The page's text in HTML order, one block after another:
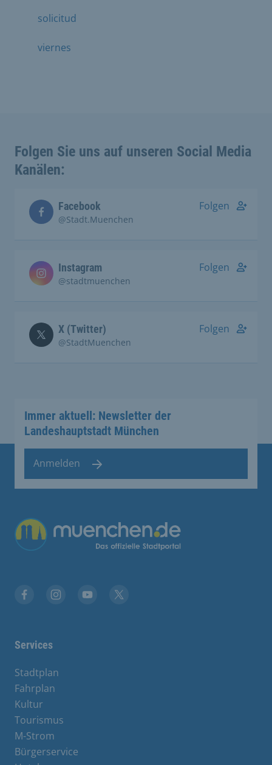
solicitud
viernes
Folgen Sie uns auf unseren Social Media
Kanälen:
Facebook
@Stadt.Muenchen
Folgen
Instagram
@stadtmuenchen
Folgen
X (Twitter)
@StadtMuenchen
Folgen
Immer aktuell: Newsletter der
Landeshauptstadt München
Anmelden
Übergreifende Links
Services
Stadtplan
Fahrplan
Kultur
Tourismus
M-Strom
Bürgerservice